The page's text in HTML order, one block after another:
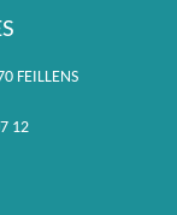
FEILLENS
12